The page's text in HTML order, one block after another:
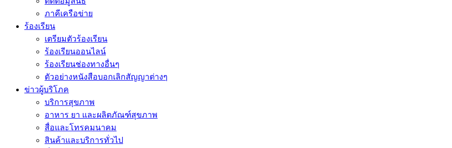
ภาคีเครือข่าย
ร้องเรียน
เตรียมตัวร้องเรียน
ร้องเรียนออนไลน์
ร้องเรียนช่องทางอื่นๆ
ตัวอย่างหนังสือบอกเลิกสัญญาต่างๆ
ข่าวผู้บริโภค
บริการสุขภาพ
อาหาร ยา และผลิตภัณฑ์สุขภาพ
สื่อและโทรคมนาคม
สินค้าและบริการทั่วไป